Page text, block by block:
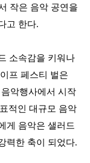
작은 음악 공연을
고 한다.
소속감을 키워나
프 페스티 벌은
악행사에서 시작
적인 대규모 음악
게 음악은 샐러드
력한 축이 되었다.